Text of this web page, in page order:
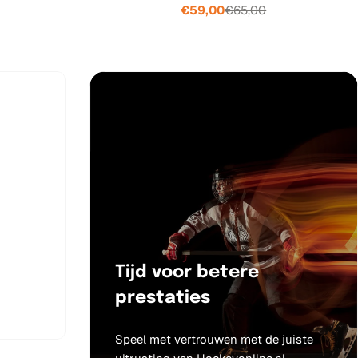
Verkoopprijs
€59,00Normale
€65,00
Tijd voor betere
prestaties
Speel met vertrouwen met de juiste